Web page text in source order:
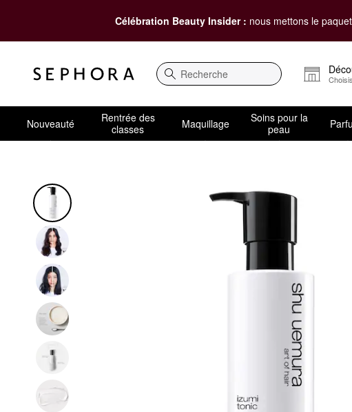
Célébration Beauty Insider : nous mettons le
Recherche
Nouveauté
Rentrée des
classes
Maquillage
Soins pour la
peau